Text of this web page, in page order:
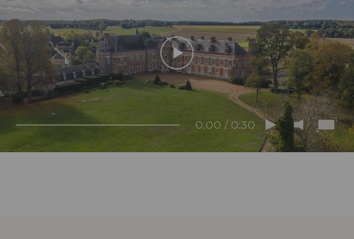
0:00 / 0:30